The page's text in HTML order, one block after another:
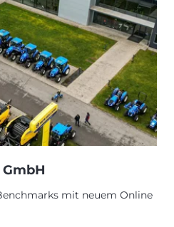
mit neuem Online